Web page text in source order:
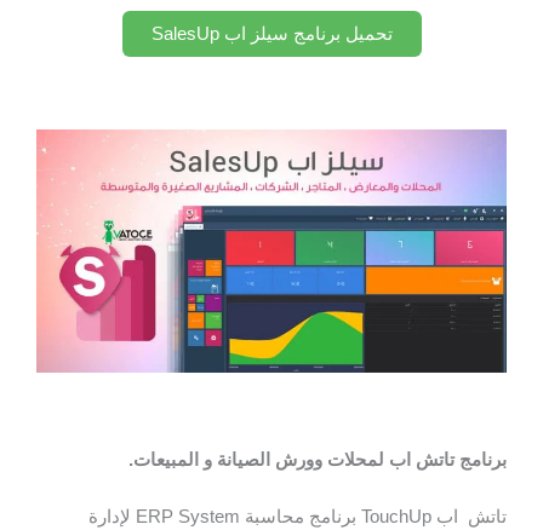
تحميل برنامج سيلز اب SalesUp
برنامج تاتش اب لمحلات وورش الصيانة و المبيعات.
تاتش اب TouchUp برنامج محاسبة ERP System لإدارة